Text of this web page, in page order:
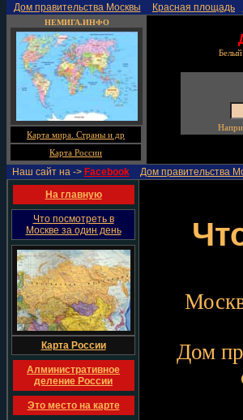
Дом правительства Москвы Красная площадь
НЕМИГА.ИНФО
Карта мира. Страны и др
Карта России
Наш сайт на -> Facebook Дом правительства
На главную
Что посмотреть в
Москве за один день
Карта России
Алминистративное
деление России
Это место на карте
Дом